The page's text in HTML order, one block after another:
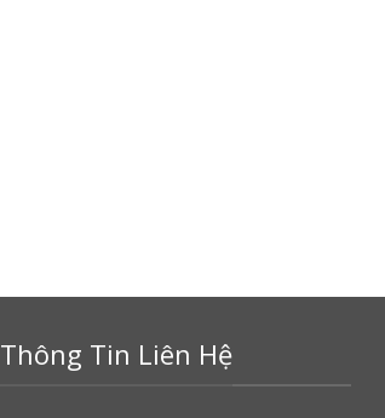
Thông Tin Liên Hệ